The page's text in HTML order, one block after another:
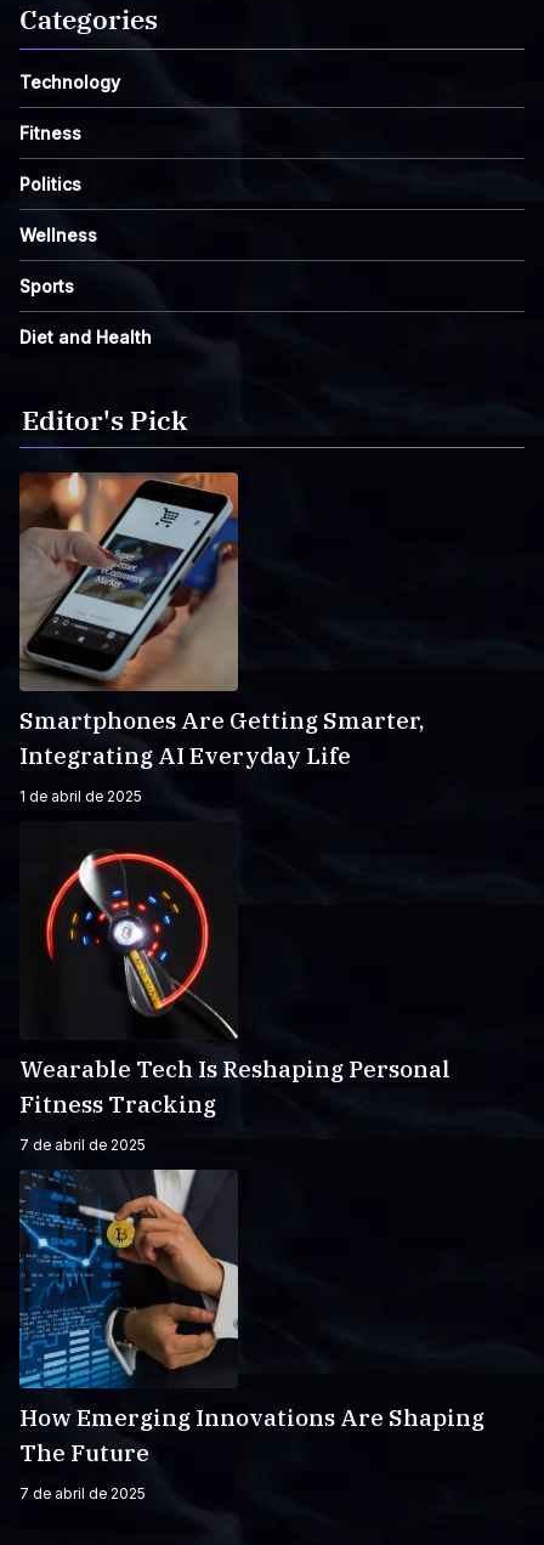
Categories
Technology
Fitness
Politics
Wellness
Sports
Diet and Health
Editor's Pick
Smartphones Are Getting Smarter,
Integrating AI Everyday Life
1 de abril de 2025
Wearable Tech Is Reshaping Personal
Fitness Tracking
7 de abril de 2025
How Emerging Innovations Are Shaping
The Future
7 de abril de 2025